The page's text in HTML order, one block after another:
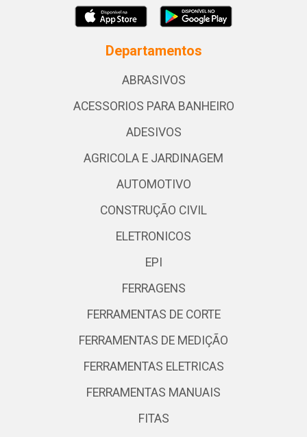
Departamentos
ABRASIVOS
ACESSORIOS PARA BANHEIRO
ADESIVOS
AGRICOLA E JARDINAGEM
AUTOMOTIVO
CONSTRUÇÃO CIVIL
ELETRONICOS
EPI
FERRAGENS
FERRAMENTAS DE CORTE
FERRAMENTAS DE MEDIÇÃO
FERRAMENTAS ELETRICAS
FERRAMENTAS MANUAIS
FITAS